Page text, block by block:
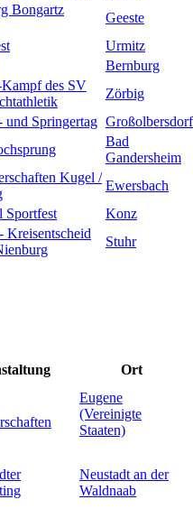
Bongartz
Geeste
Urmitz
Bernburg
des SV
Zörbig
und Springertag Großolbersdorf
Bad
Gandersheim
Kugel /
Ewersbach
Sportfest
Konz
Stuhr
Ort
Eugene
(Vereinigte
Staaten)
Neustadt an der
Waldnaab